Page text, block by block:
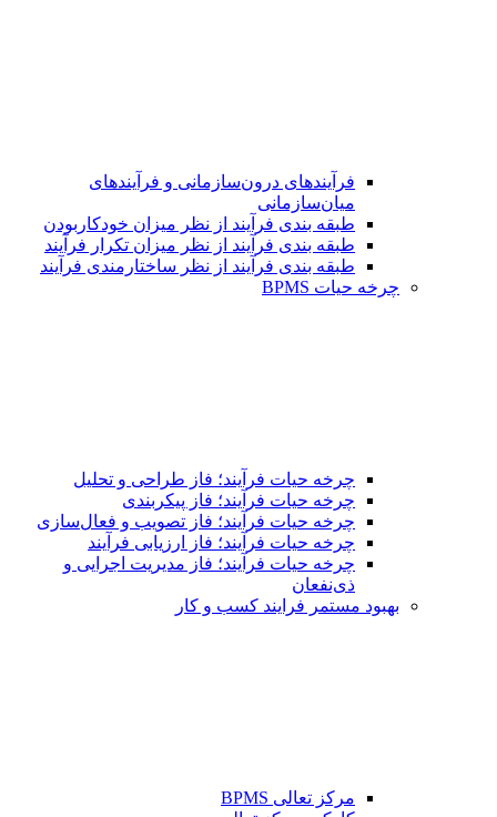
فرآیندهای درون‌سازمانی و فرآیندهای
میان‌سازمانی
طبقه بندی فرآیند از نظر میزان خودکاربودن
طبقه بندی فرآیند از نظر میزان تکرار فرآیند
طبقه بندی فرآیند از نظر ساختارمندی فرآیند
چرخه حیات BPMS
چرخه حیات فرآیند؛ فاز طراحی و تحلیل
چرخه حیات فرآیند؛ فاز پیکربندی
چرخه حیات فرآیند؛ فاز تصویب و فعال‌سازی
چرخه حیات فرآیند؛ فاز ارزیابی فرآیند
چرخه حیات فرآیند؛ فاز مدیریت اجرایی و
ذی‌نفعان
بهبود مستمر فرایند کسب و کار
مرکز تعالی BPMS